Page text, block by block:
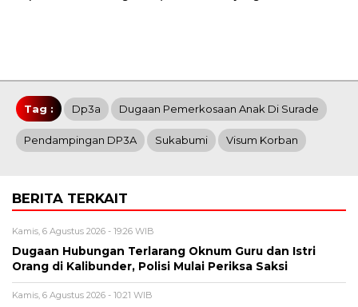
Tag : Dp3a Dugaan Pemerkosaan Anak Di Surade
Pendampingan DP3A Sukabumi Visum Korban
BERITA TERKAIT
Kamis, 6 Agustus 2026 - 19:26 WIB
Dugaan Hubungan Terlarang Oknum Guru dan Istri
Orang di Kalibunder, Polisi Mulai Periksa Saksi
Kamis, 6 Agustus 2026 - 10:21 WIB